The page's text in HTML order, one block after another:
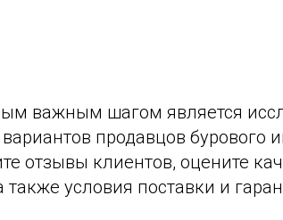
важным шагом является
продавцов бурового
отзывы клиентов, оцените
также условия поставки и